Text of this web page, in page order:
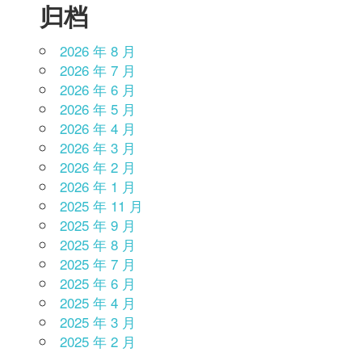
归档
2026 年 8 月
2026 年 7 月
2026 年 6 月
2026 年 5 月
2026 年 4 月
2026 年 3 月
2026 年 2 月
2026 年 1 月
2025 年 11 月
2025 年 9 月
2025 年 8 月
2025 年 7 月
2025 年 6 月
2025 年 4 月
2025 年 3 月
2025 年 2 月